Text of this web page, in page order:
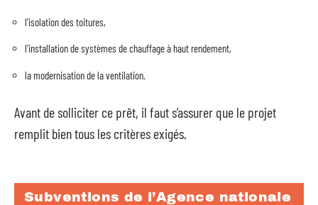
l’isolation des toitures,
l’installation de systèmes de chauffage à haut rendement,
la modernisation de la ventilation.
Avant de solliciter ce prêt, il faut s’assurer que le projet
remplit bien tous les critères exigés.
Subventions de l’Agence nationale